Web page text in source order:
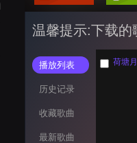
温馨提示:下载的
播放列表
历史记录
收藏歌曲
最新歌曲
荷塘